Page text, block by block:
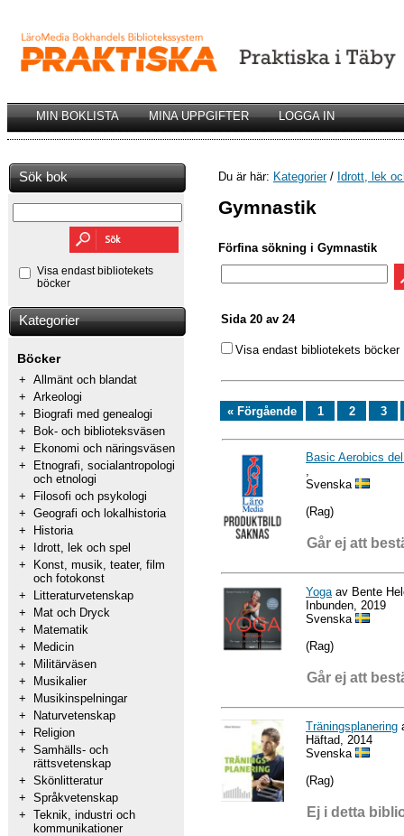
MIN BOKLISTA MINA UPPGIFTER LOGGA IN
Sök bok
Visa endast bibliotekets
böcker
Kategorier
Böcker
+ Allmänt och blandat
+ Arkeologi
+
Biografi med genealogi
+
Bok- och biblioteksväsen
+
Ekonomi och näringsväsen
+
Etnografi, socialantropologi
och etnologi
+
Filosofi och psykologi
+ Geografi och lokalhistoria
+
Historia
+
Idrott, lek och spel
+
Konst, musik, teater, film
och fotokonst
+
Litteraturvetenskap
+
Mat och Dryck
+
Matematik
+
Medicin
+
Militärväsen
+
Musikalier
+
Musikinspelningar
+
Naturvetenskap
+
Religion
+ Samhälls- och
rättsvetenskap
+ Skönlitteratur
+ Språkvetenskap
+ Teknik, industri och
kommunikationer
Du är här: Kategorier/ Idrott, lek
Gymnastik
Förfina sökning i Gymnastik
Sida 20 av 24
Visa endast bibliotekets böcker
« Förgående 1 2 3
Basic Aerobics
Svenska
(Rag)
Går ej att
Yoga av Bente
Inbunden, 2019
Svenska
(Rag)
Går ej att
Träningsplanering
Häftad, 2014
Svenska
(Rag)
Ej i detta